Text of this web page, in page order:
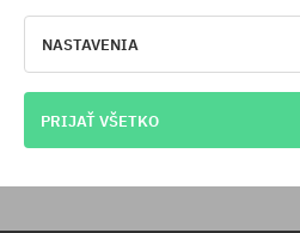
bez rozdielu na vybraný
platby a doručenia.
NASTAVENIA
PRIJAŤ VŠETKO